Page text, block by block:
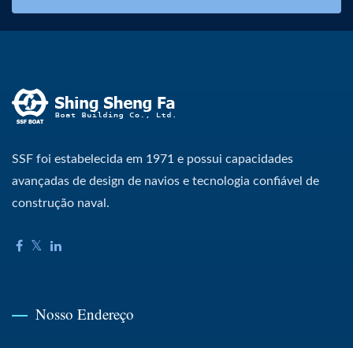
SSF foi estabelecida em 1971 e possui capacidades
avançadas de design de navios e tecnologia confiável de
construção naval.
Nosso Endereço